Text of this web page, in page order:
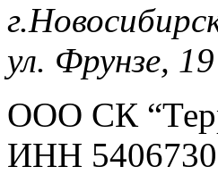
ул. Фрунзе, 19
ООО СК
ИНН